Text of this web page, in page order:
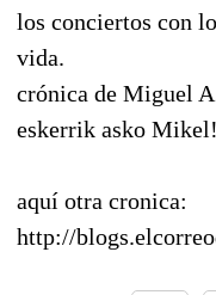
los conciertos con
vida.
crónica de Miguel
eskerrik asko Mikel!
aquí otra cronica:
http://